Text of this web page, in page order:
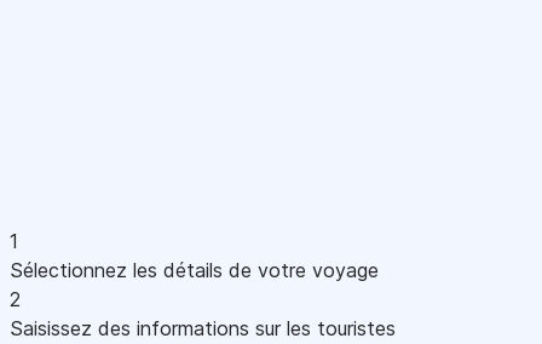
1
Sélectionnez les détails de votre voyage
2
Saisissez des informations sur les touristes